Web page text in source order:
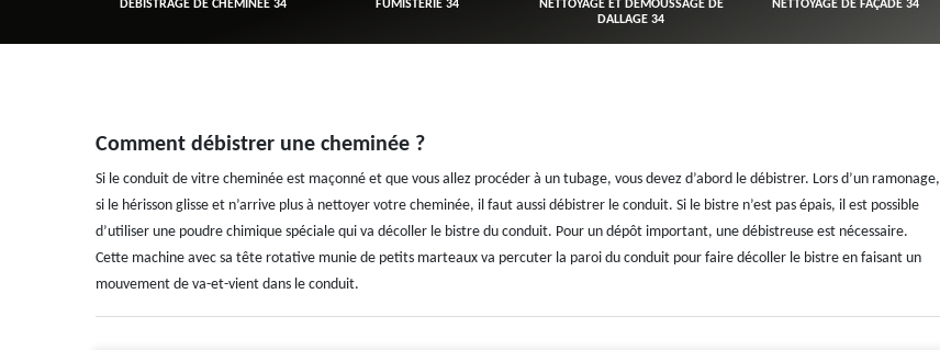
DÉBISTRAGE DE CHEMINÉE 34 FUMISTERIE 34
NETTOYAGE ET DÉMOUSSAGE DE
DALLAGE 34
NETTOYAGE DE FAÇADE 34
Comment débistrer une cheminée ?
Si le conduit de vitre cheminée est maçonné et que vous allez procéder à un tubage, vous devez d’abord le débistrer. Lors d’un ramonage,
si le hérisson glisse et n’arrive plus à nettoyer votre cheminée, il faut aussi débistrer le conduit. Si le bistre n’est pas épais, il est possible
d’utiliser une poudre chimique spéciale qui va décoller le bistre du conduit. Pour un dépôt important, une débistreuse est nécessaire.
Cette machine avec sa tête rotative munie de petits marteaux va percuter la paroi du conduit pour faire décoller le bistre en faisant un
mouvement de va-et-vient dans le conduit.